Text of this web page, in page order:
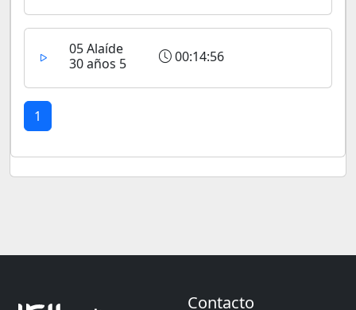
05 Alaíde
30 años 5
00:14:56
1
Contacto